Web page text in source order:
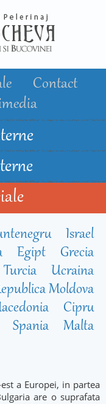
Contact
Israel
Egipt
Grecia
Turcia
Ucraina
Moldova
Cipru
Spania
Malta
a Europei, in partea
are o suprafata